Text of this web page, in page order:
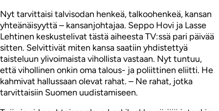
Nyt tarvittaisi talvisodan henkeä, talkoohenkeä, kansan
yhteänäisyyttä – kansanjohtajaa. Seppo Hovi ja Lasse
Lehtinen keskustelivat tästä aiheesta TV:ssä pari päivää
sitten. Selvittivät miten kansa saatiin yhdistettyä
taisteluun ylivoimaista vihollista vastaan. Nyt tuntuu,
että vihollinen onkin oma talous- ja poliittinen eliitti. He
kahmivat hallussaan olevat rahat. – Ne rahat, jotka
tarvittaisiin Suomen uudistamiseen.